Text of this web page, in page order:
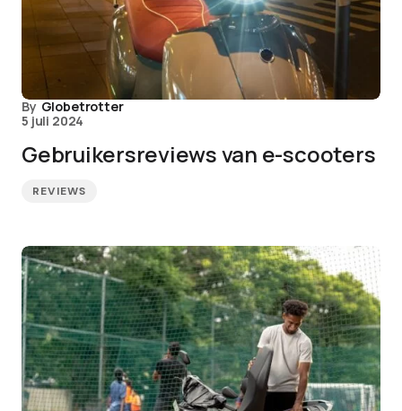
By Globetrotter
5 juli 2024
Gebruikersreviews van e-scooters
REVIEWS